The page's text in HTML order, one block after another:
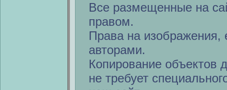
Все размещенные на
правом.
Права на изображения,
авторами.
Копирование объектов
не требует